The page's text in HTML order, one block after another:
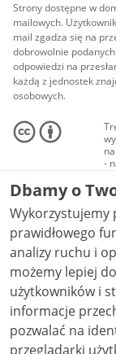
Strony dostępne w
mailowych.
mail zgadza się na
dobrowolnie
odpowiedzi na
każdą z jednostek
osobowych.
-
Dbamy o
Wykorzystujemy
prawidłowego
analizy ruchu i
możemy lepiej
użytkowników i stale
informacje
pozwalać na
przeglądarki